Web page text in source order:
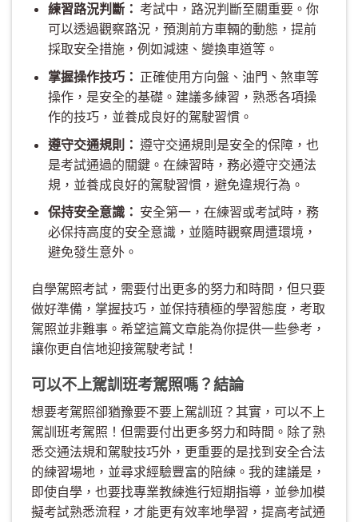
練習路況判斷： 考試中，路況判斷至關重要。你
可以透過觀察路況，預測前方車輛的動態，提前
採取安全措施，例如減速、變換車道等。
掌握操作技巧： 正確使用方向盤、油門、煞車等
操作，是安全的基礎。建議多練習，熟悉各項操
作的技巧，並養成良好的駕駛習慣。
遵守交通規則： 遵守交通規則是安全的保障，也
是考試通過的關鍵。在練習時，務必遵守交通法
規，並養成良好的駕駛習慣，避免違規行為。
保持安全意識： 安全第一，在練習或考試時，務
必保持高度的安全意識，並隨時觀察周遭環境，
避免發生意外。
自學駕照考試，需要付出更多的努力和時間，但只要
做好準備，掌握技巧，並保持積極的學習態度，考取
駕照並非難事。希望這篇文章能為你提供一些參考，
讓你更自信地迎接駕駛考試！
可以不上駕訓班考駕照嗎？結論
想要考駕照卻猶豫要不要上駕訓班？其實，可以不上
駕訓班考駕照！但需要付出更多努力和時間。除了熟
悉交通法規和駕駛技巧外，更重要的是找到安全合法
的練習場地，並尋求經驗豐富的陪練。我的建議是，
即使自學，也要找專業教練進行短期指導，並參加模
擬考試熟悉流程，才能更有效率地學習，提高考試通